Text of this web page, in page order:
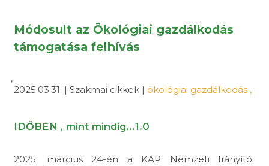
Módosult az Ökológiai gazdálkodás
támogatása felhívás
,
2025.03.31. | Szakmai cikkek | ökológiai gazdálkodás ,
IDŐBEN , mint mindig...1.0
2025. március 24-én a KAP Nemzeti Irányító